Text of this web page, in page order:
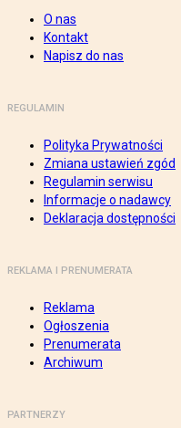
O nas
Kontakt
Napisz do nas
REGULAMIN
Polityka Prywatności
Zmiana ustawień zgód
Regulamin serwisu
Informacje o nadawcy
Deklaracja dostępności
REKLAMA I PRENUMERATA
Reklama
Ogłoszenia
Prenumerata
Archiwum
PARTNERZY